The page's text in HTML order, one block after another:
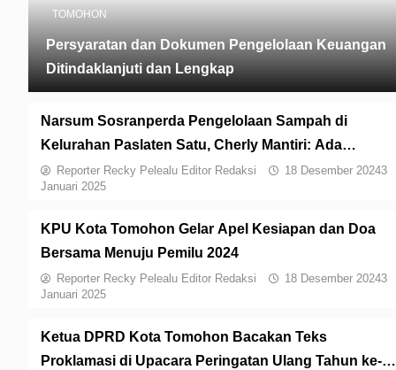
TOMOHON
Persyaratan dan Dokumen Pengelolaan Keuangan
Ditindaklanjuti dan Lengkap
Narsum Sosranperda Pengelolaan Sampah di
Kelurahan Paslaten Satu, Cherly Mantiri: Ada
Pemberian Penghargaan
Reporter Recky Pelealu Editor Redaksi 18 Desember 20243
Januari 2025
KPU Kota Tomohon Gelar Apel Kesiapan dan Doa
Bersama Menuju Pemilu 2024
Reporter Recky Pelealu Editor Redaksi 18 Desember 20243
Januari 2025
Ketua DPRD Kota Tomohon Bacakan Teks
Proklamasi di Upacara Peringatan Ulang Tahun ke-